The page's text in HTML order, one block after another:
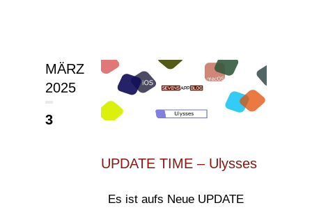
MÄRZ
2025
3
UPDATE TIME – Ulysses
Es ist aufs Neue UPDATE